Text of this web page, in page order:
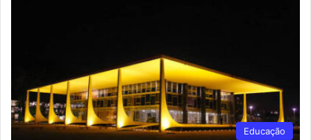
Educação